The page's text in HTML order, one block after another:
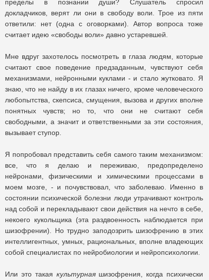
пределы в познании души? Слушатель спросил
докладчиков, верят ли они в свободу воли. Трое из пяти
ответили: нет (одна с оговорками). Автор вопроса тоже
считает идею «свободы воли» давно устаревшей.
Мне вдруг захотелось посмотреть в глаза людям, которые
считают свое поведение предзаданным, чувствуют себя
механизмами, нейронными куклами - и стало жутковато. Я
знаю, что не найду в их глазах ничего, кроме человеческого
любопытства, скепсиса, смущения, вызова и других вполне
понятных чувств; но то, что они не считают себя
свободными, а значит и ответственными за эти состояния,
вызывает ступор.
Я попробовал представить себя самого таким механизмом:
все, что я делаю и переживаю, предопределено
нейронами, физическими и химическими процессами в
моем мозге, - и почувствовал, что заболеваю. Именно в
состоянии психической болезни люди утрачивают контроль
над собой и перекладывают свои действия на нечто в себе,
некоего кукольщика (эта раздвоенность наблюдается при
шизофрении). Но трудно заподозрить шизофрению в этих
интеллигентных, умных, рациональных, вполне владеющих
собой специалистах по нейробиологии и нейропсихологии.
Или это такая культурнаяшизофрения, когда психически